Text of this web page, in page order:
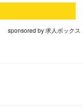
sponsored by 求人ボックス